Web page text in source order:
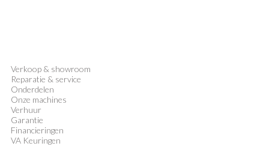
Verkoop & showroom
Reparatie & service
Onderdelen
Onze machines
Verhuur
Garantie
Financieringen
VA Keuringen